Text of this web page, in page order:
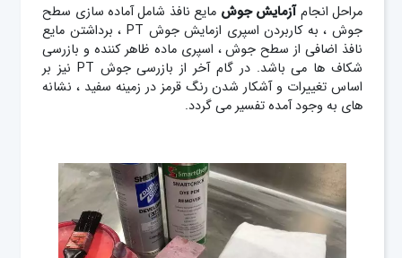
مراحل انجامآزمایش جوش مایع نافذ شامل آماده سازی سطح
جوش ، به کاربردن اسپری ازمایش جوش
PT ، برداشتن مایع
نافذ اضافی از سطح جوش ، اسپری ماده ظاهر کننده و بازرسی
شکاف ها می باشد. در گام آخر از بازرسی جوش PT نیز بر
اساس تغییرات و آشکار شدن رنگ قرمز در زمینه سفید ، نشانه
های به وجود آمده تفسیر می گردد.